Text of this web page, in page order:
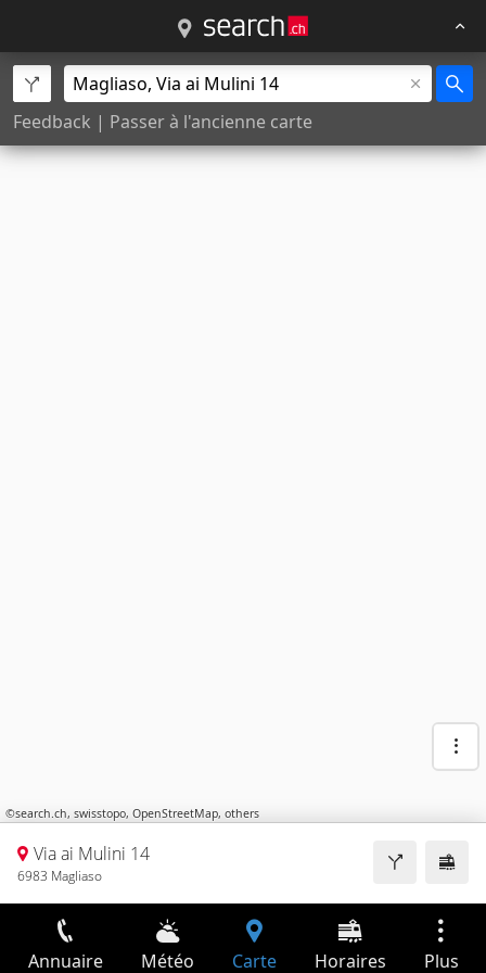
Feedback | Passer à l'ancienne carte
©search.ch, swisstopo, OpenStreetMap, others
Via ai Mulini 14
6983 Magliaso
Annuaire Météo Carte Horaires Plus